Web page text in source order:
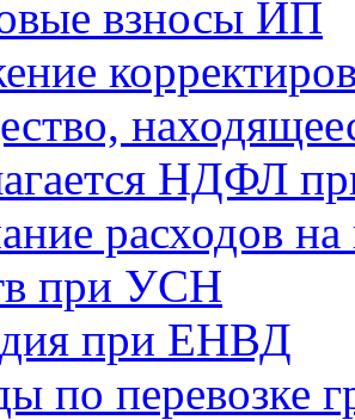
взносы ИП
НДФЛ
расходов
при УСН
при ЕНВД
по перевозке